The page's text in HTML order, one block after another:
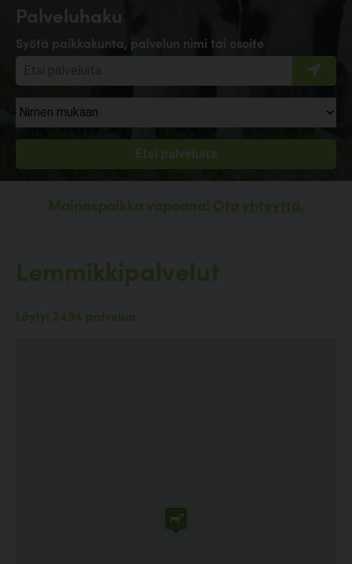
Palveluhaku
Syötä paikkakunta, palvelun nimi tai osoite
Mainospaikka vapaana! Ota yhteyttä.
Lemmikkipalvelut
Löytyi 2494 palvelua